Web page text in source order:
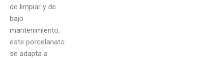
de limpiar y de
bajo
mantenimiento,
este porcelanato
se adapta a